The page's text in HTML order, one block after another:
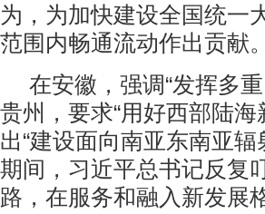
为，为加快建设全国统一
范围内畅通流动作出贡献。
在安徽，强调“发挥多
贵州，要求“用好西部陆
出“建设面向南亚东南亚
期间，习近平总书记反复
路，在服务和融入新发展